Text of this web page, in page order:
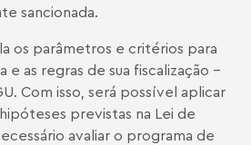
sancionada.
os parâmetros e critérios para
e as regras de sua fiscalização –
Com isso, será possível aplicar
previstas na Lei de
avaliar o programa de